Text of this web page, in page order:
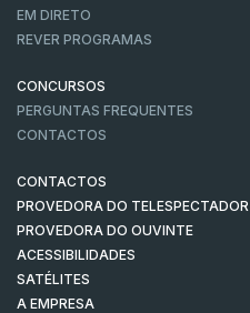
EM DIRETO
REVER PROGRAMAS
CONCURSOS
PERGUNTAS FREQUENTES
CONTACTOS
CONTACTOS
PROVEDORA DO TELESPECTADOR
PROVEDORA DO OUVINTE
ACESSIBILIDADES
SATÉLITES
A EMPRESA